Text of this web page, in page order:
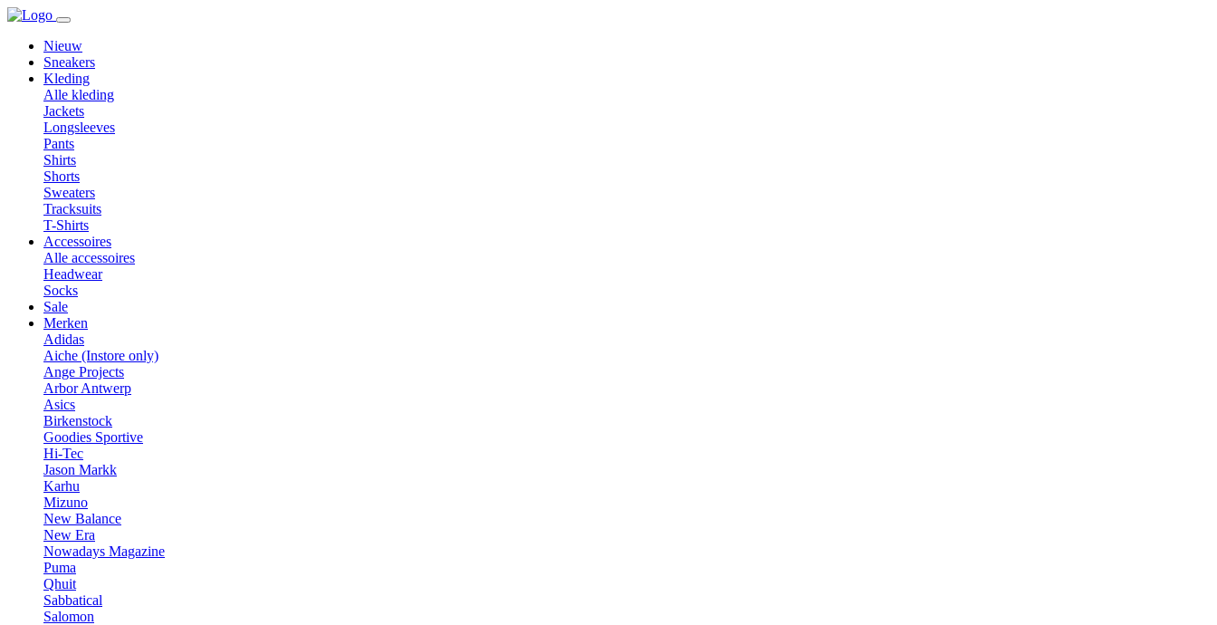
Nieuw
Sneakers
Kleding
Alle kleding
Jackets
Longsleeves
Pants
Shirts
Shorts
Sweaters
Tracksuits
T-Shirts
Accessoires
Alle accessoires
Headwear
Socks
Sale
Merken
Adidas
Aiche (Instore only)
Ange Projects
Arbor Antwerp
Asics
Birkenstock
Goodies Sportive
Hi-Tec
Jason Markk
Karhu
Mizuno
New Balance
New Era
Nowadays Magazine
Puma
Qhuit
Sabbatical
Salomon